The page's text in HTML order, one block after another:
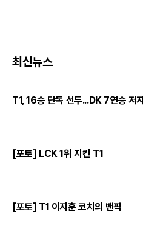
최신뉴스
T1, 16승 단독 선두...DK 7연승 저지
[포토] LCK 1위 지킨 T1
[포토] T1 이지훈 코치의 밴픽